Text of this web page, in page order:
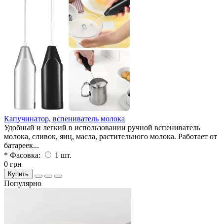
Капучинатор, вспениватель молока
Удобный и легкий в использовании ручной вспениватель
молока, сливок, яиц, масла, растительного молока. Работает от
батареек...
* Фасовка:
1 шт.
0 грн
Купить
Популярно